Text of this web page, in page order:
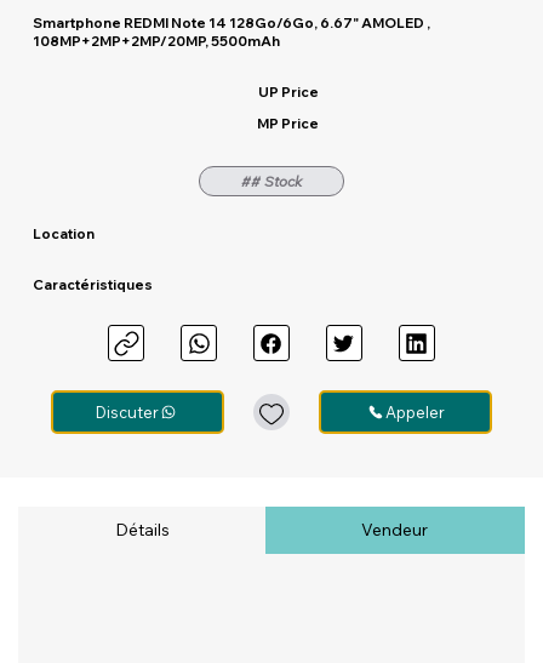
Smartphone REDMI Note 14 128Go/6Go, 6.67" AMOLED ,
108MP+2MP+2MP/20MP, 5500mAh
UP Price
MP Price
## Stock
Location
Caractéristiques
Discuter Appeler
Détails Vendeur